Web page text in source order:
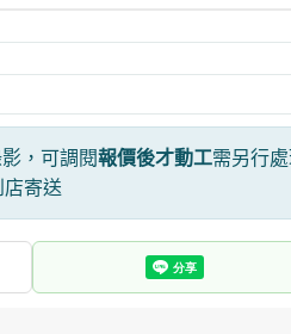
，可調閱報價後才動工需另行
寄送